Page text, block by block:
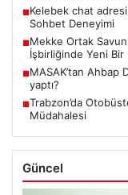
■Kelebek chat
Sohbet Deneyimi
■Mekke Ortak
İşbirliğinde Yeni Bir
■MASAK’tan Ahbap
yaptı?
■Trabzon’da
Müdahalesi
Güncel